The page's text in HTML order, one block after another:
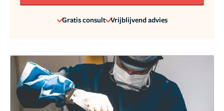
Gratis consult Vrijblijvend advies